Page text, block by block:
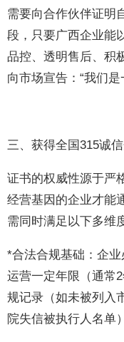
需要向合作伙伴证明
段，只要广西企业能
品控、透明售后、积
向市场宣告：“我们
三、获得全国315诚
证书的权威性源于严
经营基因的企业才能
需同时满足以下多维
*合法合规基础：企
运营一定年限（通常
规记录（如未被列入
院失信被执行人名单